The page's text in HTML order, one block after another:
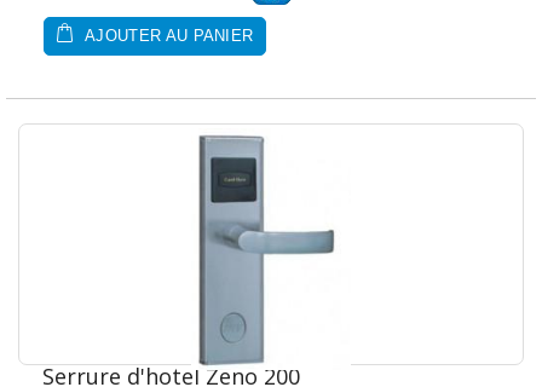
AJOUTER AU PANIER
Serrure d'hotel Zeno 200